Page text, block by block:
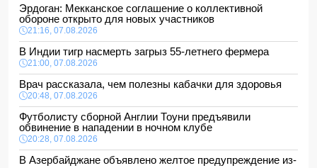
Эрдоган: Мекканское соглашение о коллективной
обороне открыто для новых участников
21:16, 07.08.2026
В Индии тигр насмерть загрыз 55-летнего фермера
21:00, 07.08.2026
Врач рассказала, чем полезны кабачки для здоровья
20:48, 07.08.2026
Футболисту сборной Англии Тоуни предъявили
обвинение в нападении в ночном клубе
20:28, 07.08.2026
В Азербайджане объявлено желтое предупреждение из-